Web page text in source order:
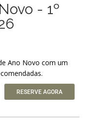
- 1º
Ano Novo com um
RESERVE AGORA